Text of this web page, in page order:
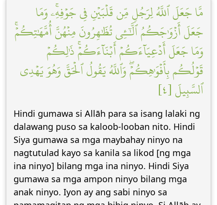
مَّا جَعَلَ ٱللَّهُ لِرَجُلٖ مِّن قَلۡبَيۡنِ فِي جَوۡفِهِۦۚ وَمَا
جَعَلَ أَزۡوَٰجَكُمُ ٱلَّٰٓـِٔي تُظَٰهِرُونَ مِنۡهُنَّ أُمَّهَٰتِكُمۡۚ
وَمَا جَعَلَ أَدۡعِيَآءَكُمۡ أَبۡنَآءَكُمۡۚ ذَٰلِكُمۡ
قَوۡلُكُم بِأَفۡوَٰهِكُمۡۖ وَٱللَّهُ يَقُولُ ٱلۡحَقَّ وَهُوَ يَهۡدِي
ٱلسَّبِيلَ [٤]
Hindi gumawa si Allāh para sa isang lalaki ng
dalawang puso sa kaloob-looban nito. Hindi
Siya gumawa sa mga maybahay ninyo na
nagtutulad kayo sa kanila sa likod [ng mga
ina ninyo] bilang mga ina ninyo. Hindi Siya
gumawa sa mga ampon ninyo bilang mga
anak ninyo. Iyon ay ang sabi ninyo sa